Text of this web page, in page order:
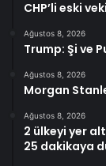
CHP’li eski
Ağustos 8, 2026
Trump: Şi ve
Ağustos 8, 2026
Morgan
Ağustos 8, 2026
2 ülkeyi yer
25 dakikaya